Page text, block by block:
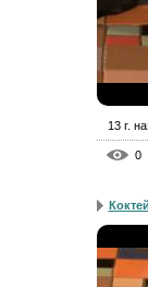
13 г.
0